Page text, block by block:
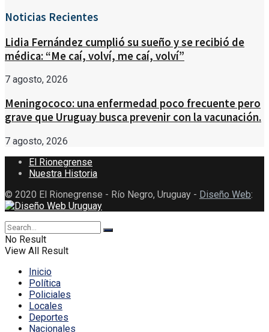
Noticias Recientes
Lidia Fernández cumplió su sueño y se recibió de
médica: “Me caí, volví, me caí, volví”
7 agosto, 2026
Meningococo: una enfermedad poco frecuente pero
grave que Uruguay busca prevenir con la vacunación.
7 agosto, 2026
El Rionegrense
Nuestra Historia
© 2020 El Rionegrense - Río Negro, Uruguay - Diseño Web:
No Result
View All Result
Inicio
Política
Policiales
Locales
Deportes
Nacionales